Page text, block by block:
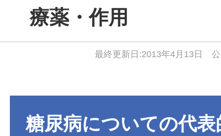
療薬・作用
最終更新日:2013年4月13日
糖尿病についての代表